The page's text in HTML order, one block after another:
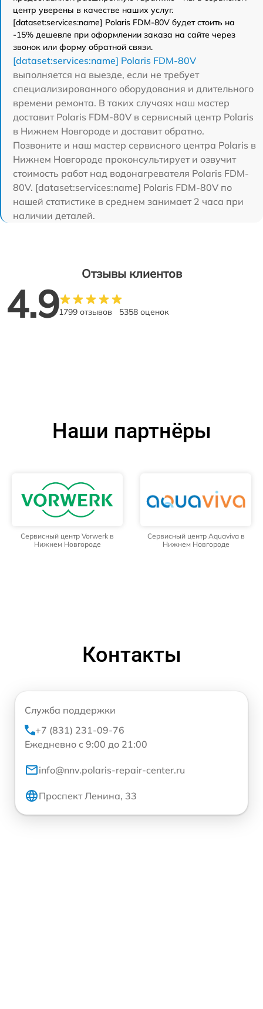
центр уверены в качестве наших услуг.
[dataset:services:name] Polaris FDM-80V будет стоить на
-15% дешевле при оформлении заказа на сайте через
звонок или форму обратной связи.
[dataset:services:name] Polaris FDM-80V
выполняется на выезде, если не требует
специализированного оборудования и длительного
времени ремонта. В таких случаях наш мастер
доставит Polaris FDM-80V в сервисный центр Polaris
в Нижнем Новгороде и доставит обратно.
Позвоните и наш мастер сервисного центра Polaris в
Нижнем Новгороде проконсультирует и озвучит
стоимость работ над водонагревателя Polaris FDM-
80V. [dataset:services:name] Polaris FDM-80V по
нашей статистике в среднем занимает 2 часа при
наличии деталей.
Отзывы клиентов
4.91799 отзывов 5358 оценок
Наши партнёры
Сервисный центр Vorwerk в
Нижнем Новгороде
Сервисный центр Aquaviva в
Нижнем Новгороде
Контакты
Служба поддержки
+7 (831) 231-09-76
Ежедневно с 9:00 до 21:00
info@nnv.polaris-repair-center.ru
Проспект Ленина, 33